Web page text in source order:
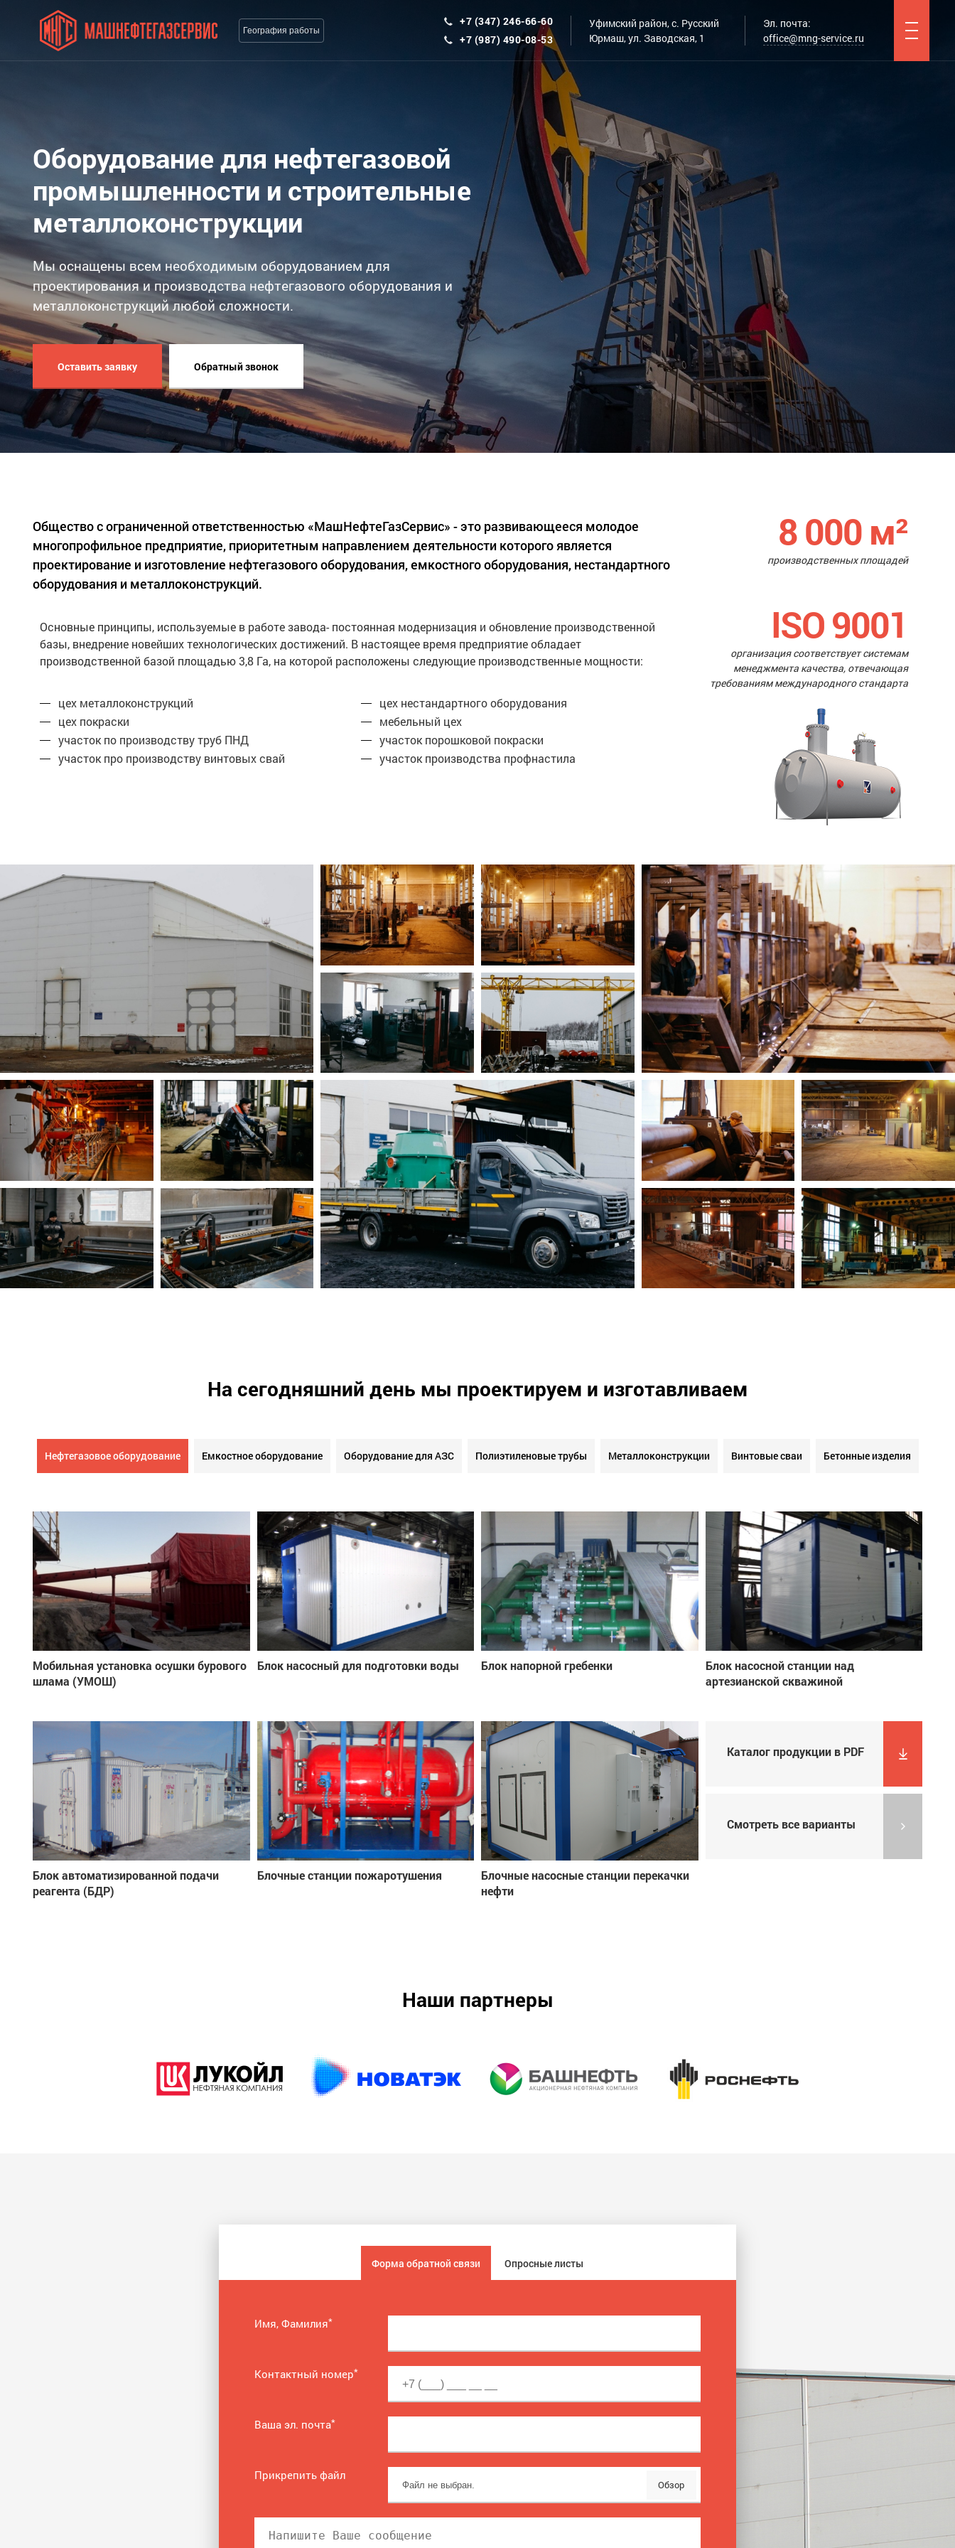
География работы
+7 (347) 246-66-60
+7 (987) 490-08-53
Уфимский район, с. Русский
Юрмаш, ул. Заводская, 1
Эл. почта:
office@mng-service.ru
Оборудование для нефтегазовой
промышленности и строительные
металлоконструкции
Мы оснащены всем необходимым оборудованием для
проектирования и производства нефтегазового оборудования и
металлоконструкций любой сложности.
Оставить заявку Обратный звонок
Общество с ограниченной ответственностью «МашНефтеГазСервис» - это развивающееся молодое
многопрофильное предприятие, приоритетным направлением деятельности которого является
проектирование и изготовление нефтегазового оборудования, емкостного оборудования, нестандартного
оборудования и металлоконструкций.
Основные принципы, используемые в работе завода- постоянная модернизация и обновление производственной
базы, внедрение новейших технологических достижений. В настоящее время предприятие обладает
производственной базой площадью 3,8 Га, на которой расположены следующие производственные мощности:
цех металлоконструкций
цех нестандартного оборудования
цех покраски
мебельный цех
участок по производству труб ПНД
участок порошковой покраски
участок про производству винтовых свай
участок производства профнастила
8 000м²
производственных площадей
ISO 9001
организация соответствует системам
менеджмента качества, отвечающая
требованиям международного стандарта
На сегодняшний день мы проектируем и изготавливаем
Нефтегазовое оборудование Емкостное оборудование Оборудование для АЗС Полиэтиленовые трубы Металлоконструкции Винтовые сваи Бетонные изделия
Мобильная установка осушки бурового
шлама (УМОШ)
Блок насосный для подготовки воды Блок напорной гребенки
Блок насосной станции над
артезианской скважиной
Блок автоматизированной подачи
реагента (БДР)
Блочные станции пожаротушения
Блочные насосные станции перекачки
нефти
Каталог продукции в PDF
Смотреть все варианты
Наши партнеры
Форма обратной связи Опросные листы
Имя, Фамилия*
Контактный номер*
Ваша эл. почта*
Прикрепить файл
Обзор